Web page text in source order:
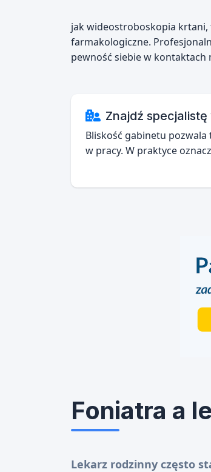
jak wideostroboskopia krtani,
farmakologiczne.
pewność siebie w kontaktach
Znajdź
Bliskość gabinetu
w pracy. W praktyce
Foniatra a
Lekarz rodzinny często